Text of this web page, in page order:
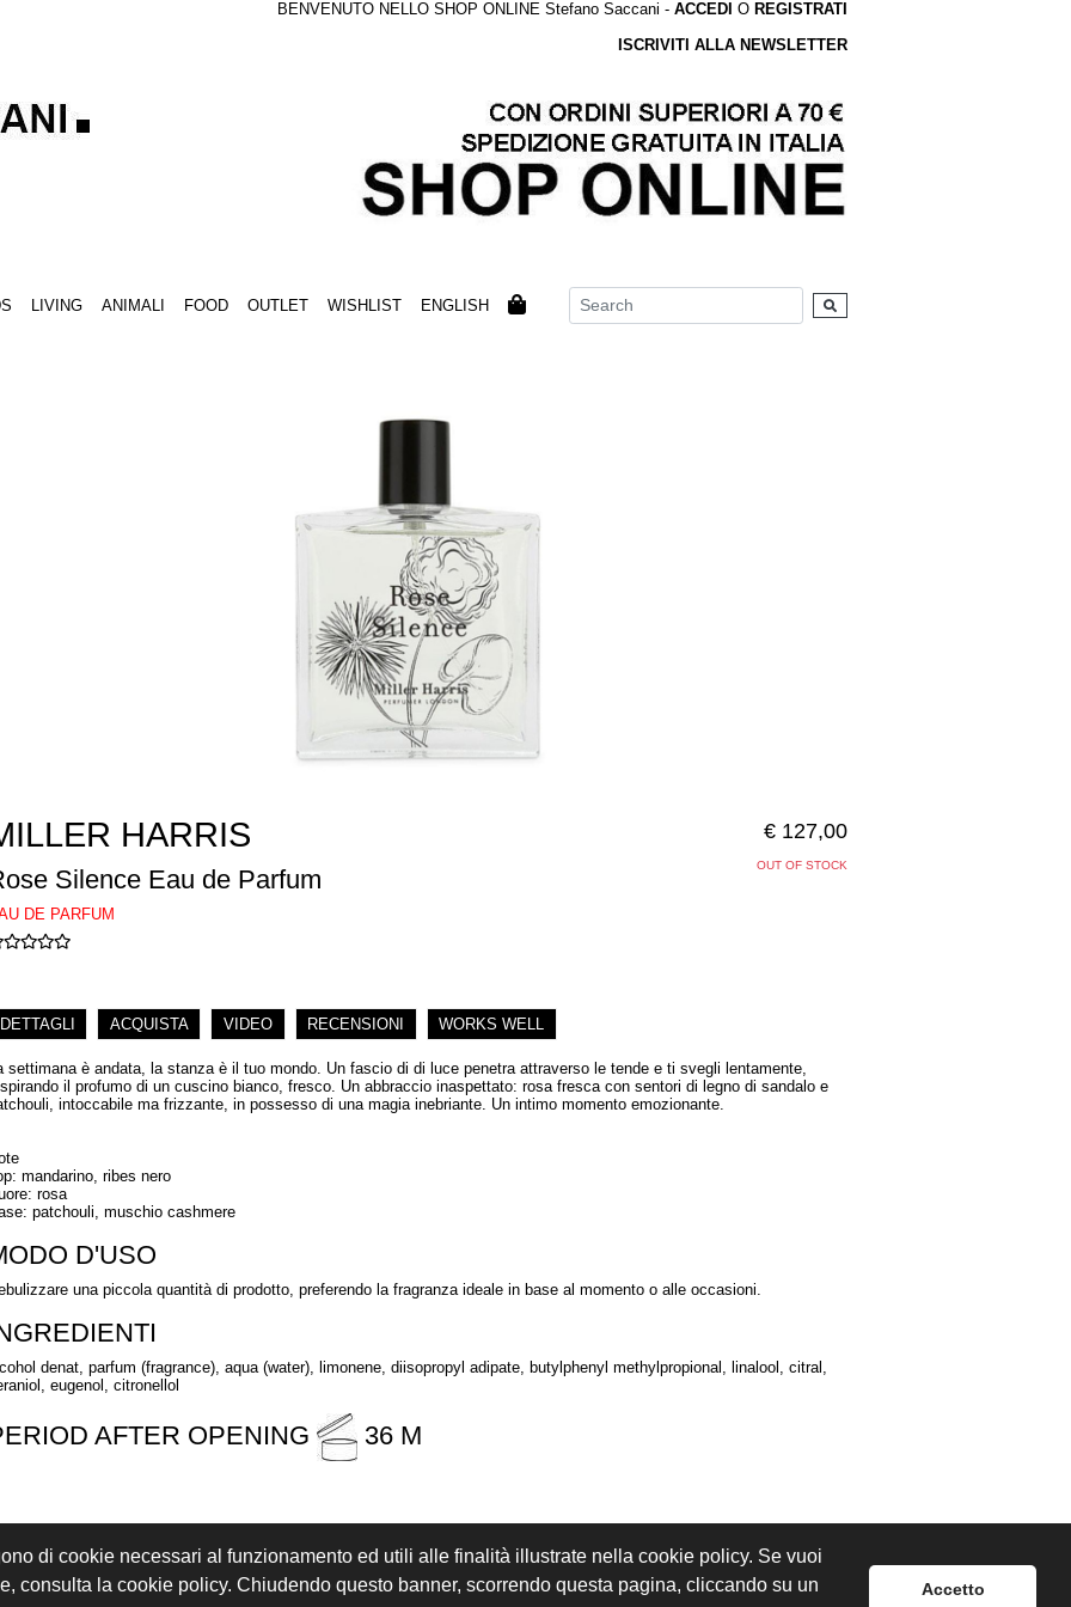
di cookie necessari al funzionamento ed utili alle finalità illustrate nella cookie policy. Se vuoi
consulta la cookie policy. Chiudendo questo banner, scorrendo questa pagina, cliccando su un
Accetto
BENVENUTO NELLO SHOP ONLINE Stefano Saccani - ACCEDI O REGISTRATI
ISCRIVITI ALLA NEWSLETTER
LIVING ANIMALI FOOD OUTLET WISHLIST ENGLISH
HARRIS
Silence Eau de Parfum
DE PARFUM
€ 127,00
OUT OF STOCK
DETTAGLI ACQUISTA VIDEO RECENSIONI WORKS WELL
settimana è andata, la stanza è il tuo mondo. Un fascio di di luce penetra attraverso le tende e ti svegli lentamente,
il profumo di un cuscino bianco, fresco. Un abbraccio inaspettato: rosa fresca con sentori di legno di sandalo e
intoccabile ma frizzante, in possesso di una magia inebriante. Un intimo momento emozionante.
mandarino, ribes nero
rosa
patchouli, muschio cashmere
D'USO
una piccola quantità di prodotto, preferendo la fragranza ideale in base al momento o alle occasioni.
denat, parfum (fragrance), aqua (water), limonene, diisopropyl adipate, butylphenyl methylpropional, linalool, citral,
eugenol, citronellol
AFTER OPENING 36 M
REGISTRATI ACCEDI